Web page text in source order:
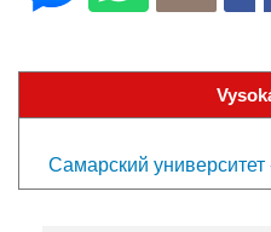
Самарский